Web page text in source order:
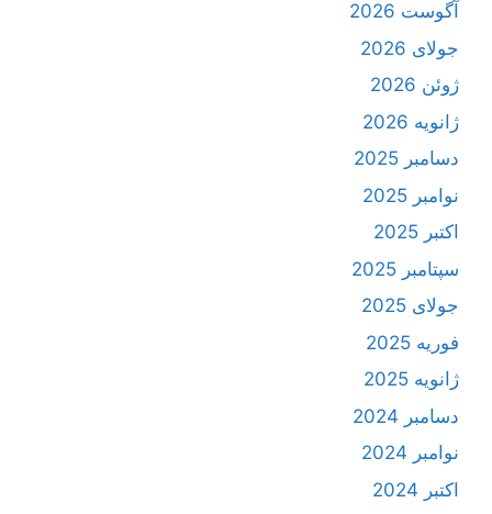
آگوست 2026
جولای 2026
ژوئن 2026
ژانویه 2026
دسامبر 2025
نوامبر 2025
اکتبر 2025
سپتامبر 2025
جولای 2025
فوریه 2025
ژانویه 2025
دسامبر 2024
نوامبر 2024
اکتبر 2024